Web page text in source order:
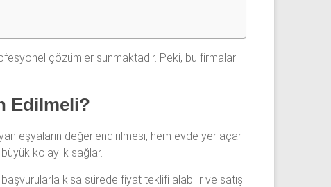
çözümler sunmaktadır. Peki, bu firmalar
Edilmeli?
eşyaların değerlendirilmesi, hem evde yer açar
kolaylık sağlar.
kısa sürede fiyat teklifi alabilir ve satış